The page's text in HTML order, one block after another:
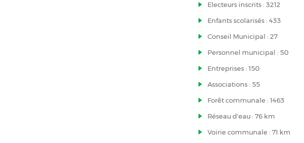
Electeurs inscrits : 3212
Enfants scolarisés : 433
Conseil Municipal : 27
Personnel municipal : 50
Entreprises : 150
Associations : 55
Forêt communale : 1463
Réseau d'eau : 76 km
Voirie communale : 71 km